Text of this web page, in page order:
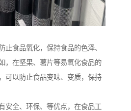
止食品氧化，保持食品的色泽、
，在坚果、薯片等易氧化食品的
可以防止食品变味、变质，保持
安全、环保、等优点，在食品工